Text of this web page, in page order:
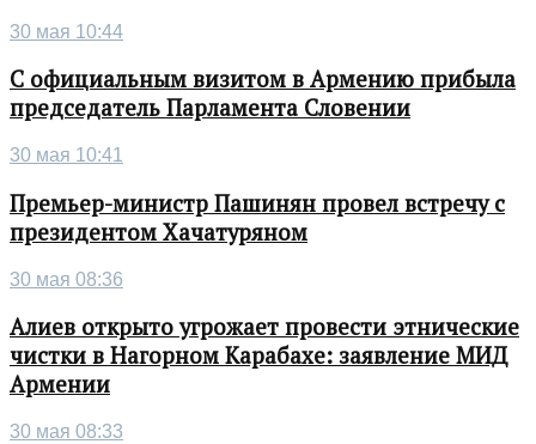
30 мая 10:44
С официальным визитом в Армению прибыла
председатель Парламента Словении
30 мая 10:41
Премьер-министр Пашинян провел встречу с
президентом Хачатуряном
30 мая 08:36
Алиев открыто угрожает провести этнические
чистки в Нагорном Карабахе: заявление МИД
Армении
30 мая 08:33